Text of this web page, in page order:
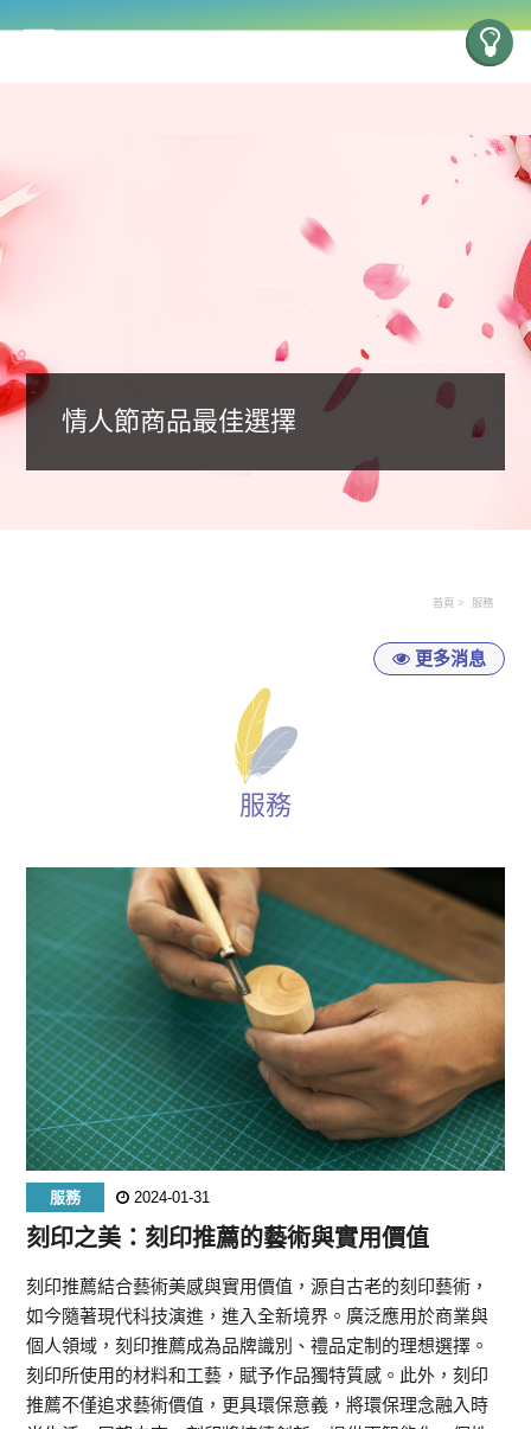
情人節商品最佳選擇
首頁 服務
更多消息
服務
服務 2024-01-31
刻印之美：刻印推薦的藝術與實用價值
刻印推薦結合藝術美感與實用價值，源自古老的刻印藝術，
如今隨著現代科技演進，進入全新境界。廣泛應用於商業與
個人領域，刻印推薦成為品牌識別、禮品定制的理想選擇。
刻印所使用的材料和工藝，賦予作品獨特質感。此外，刻印
推薦不僅追求藝術價值，更具環保意義，將環保理念融入時